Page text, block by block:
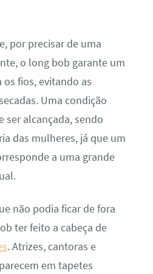
por precisar de uma
o long bob garante um
fios, evitando as
Uma condição
ser alcançada, sendo
das mulheres, já que um
a uma grande
não podia ficar de fora
ter feito a cabeça de
. Atrizes, cantoras e
em tapetes